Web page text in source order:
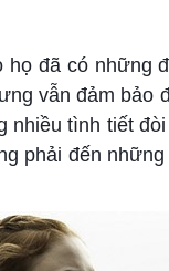
họ đã có
vẫn đảm
nhiều tình tiết
phải đến